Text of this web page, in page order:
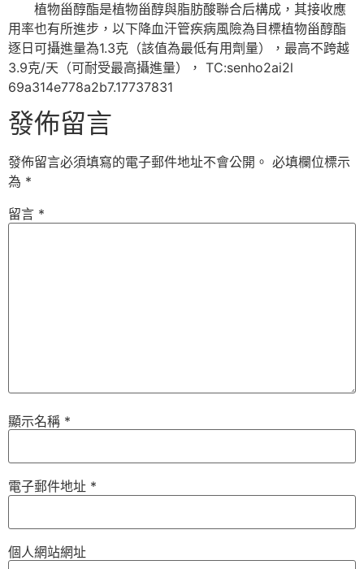
植物甾醇酯是植物甾醇與脂肪酸聯合后構成，其接收應
用率也有所進步，以下降血汗管疾病風險為目標植物甾醇酯
逐日可攝進量為1.3克（該值為最低有用劑量），最高不跨越
3.9克/天（可耐受最高攝進量）， TC:senho2ai2l
69a314e778a2b7.17737831
發佈留言
發佈留言必須填寫的電子郵件地址不會公開。 必填欄位標示
為 *
留言 *
顯示名稱 *
電子郵件地址 *
個人網站網址